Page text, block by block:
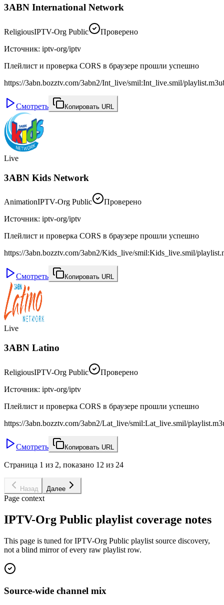
3ABN International Network
ReligiousIPTV-Org Public
Проверено
Источник: iptv-org/iptv
Плейлист и проверка CORS в браузере прошли успешно
https://3abn.bozztv.com/3abn2/Int_live/smil:Int_live.smil/
Смотреть Копировать URL
Live
3ABN Kids Network
AnimationIPTV-Org Public
Проверено
Источник: iptv-org/iptv
Плейлист и проверка CORS в браузере прошли успешно
https://3abn.bozztv.com/3abn2/Kids_live/smil:Kids_live.smil/
Смотреть Копировать URL
Live
3ABN Latino
ReligiousIPTV-Org Public
Проверено
Источник: iptv-org/iptv
Плейлист и проверка CORS в браузере прошли успешно
https://3abn.bozztv.com/3abn2/Lat_live/smil:Lat_live.smil/
Смотреть Копировать URL
Страница 1 из 2, показано 12 из 24
Назад Далее
Page context
IPTV-Org Public playlist coverage notes
This page is tuned for IPTV-Org Public playlist source discovery,
not a blind mirror of every raw playlist row.
Source-wide channel mix